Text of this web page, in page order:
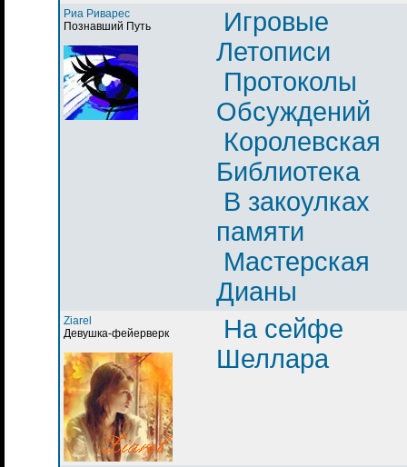
Риа Риварес
Познавший Путь
Игровые
Летописи
Протоколы
Обсуждений
Королевская
Библиотека
В закоулках
памяти
Мастерская
Дианы
Ziarel
Девушка-фейерверк
На сейфе
Шеллара